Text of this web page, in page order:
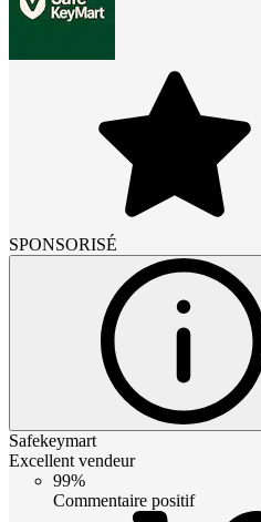
SPONSORISÉ
Safekeymart
Excellent vendeur
99%
Commentaire positif